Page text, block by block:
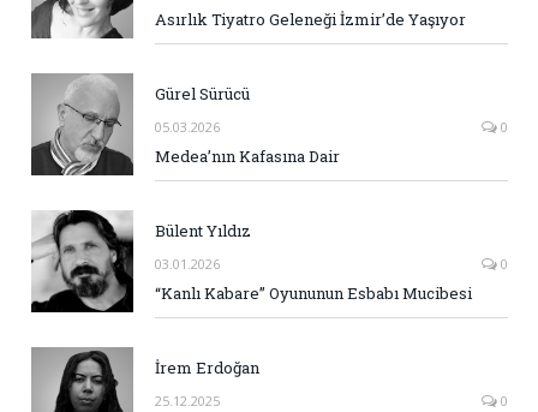
Asırlık Tiyatro Geleneği İzmir’de Yaşıyor
Gürel Sürücü
05.03.2026 0
Medea’nın Kafasına Dair
Bülent Yıldız
03.01.2026 0
“Kanlı Kabare” Oyununun Esbabı Mucibesi
İrem Erdoğan
25.12.2025 0